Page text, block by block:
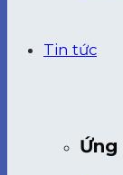
Tin tức